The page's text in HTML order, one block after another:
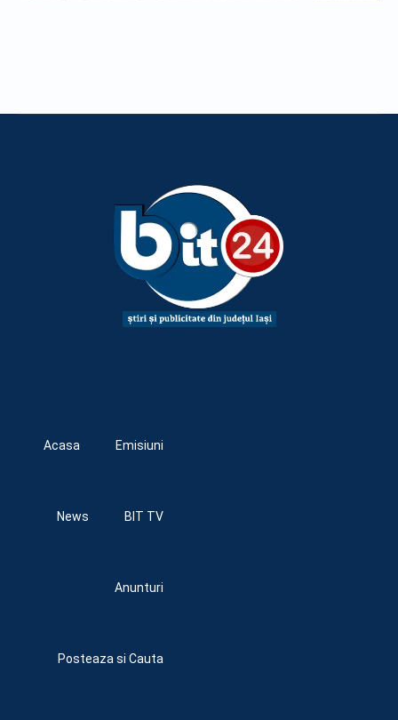
Acasa Emisiuni
News BIT TV
Anunturi
Posteaza si Cauta